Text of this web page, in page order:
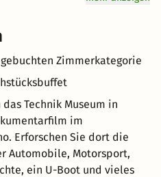
Tupolev TU-144, die auf
sind. In den
jeden etwas zu entdecken:
aller Epochen, riesige
rassige Sportwagen,
Flame oder Brutus,
Motoren, eine
und vieles mehr.
Zimmerkategorie
Technik Museum in
im
Erforschen Sie dort die
Automobile, Motorsport,
ein U-Boot und vieles